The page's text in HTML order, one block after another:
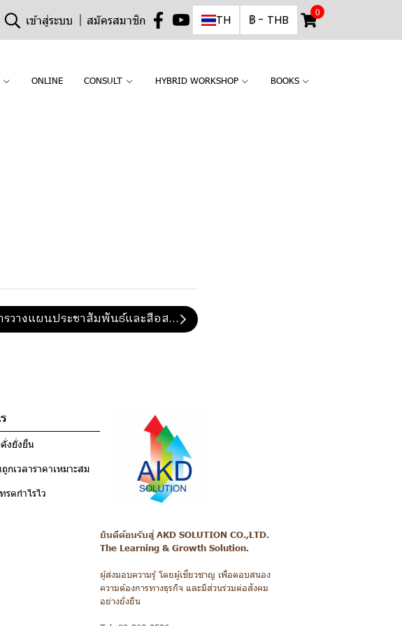
เข้าสู่ระบบ สมัครสมาชิก TH ฿ - THB
0
ONLINE CONSULT HYBRID WORKSHOP BOOKS
วางแผนประชาสัมพันธ์และสื่อสารองค์กร (PR Planning Workshop)
งยั่งยืน
กเวลาราคาเหมาะสม
รดกำไรไว
ยินดีต้อนรับสู่ AKD SOLUTION CO.,LTD.
The Learning & Growth Solution.
ผู้ส่งมอบความรู้ โดยผู้เชี่ยวชาญ เพื่อตอบสนอง
ความต้องการทางธุรกิจ และมีส่วนร่วมต่อสังคม
อย่างยั่งยืน